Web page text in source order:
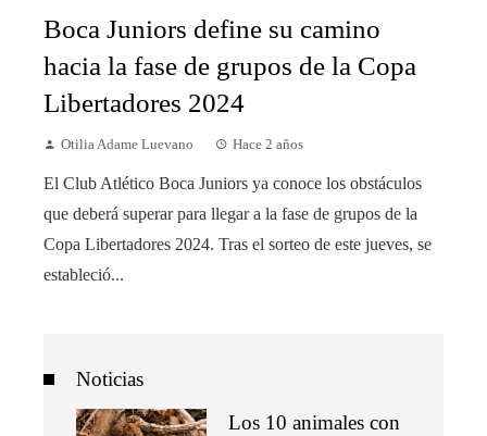
Boca Juniors define su camino
hacia la fase de grupos de la Copa
Libertadores 2024
Otilia Adame Luevano Hace 2 años
El Club Atlético Boca Juniors ya conoce los obstáculos
que deberá superar para llegar a la fase de grupos de la
Copa Libertadores 2024. Tras el sorteo de este jueves, se
estableció...
Noticias
Los 10 animales con